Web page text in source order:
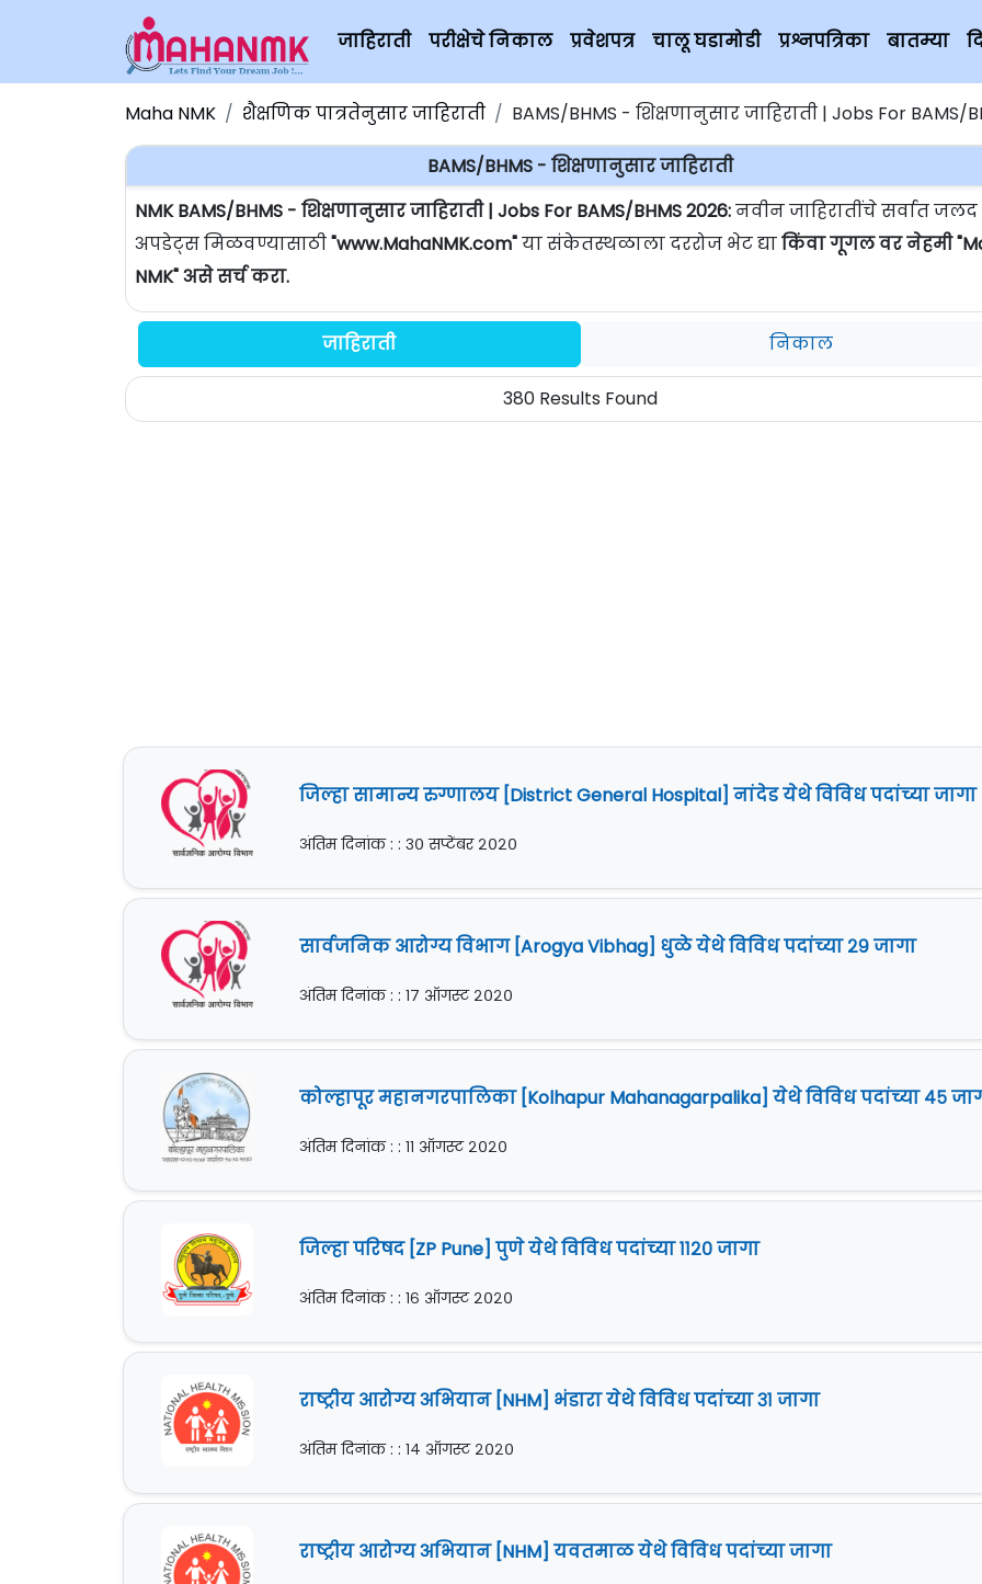
जाहिराती परीक्षेचे निकाल प्रवेशपत्र चालू घडामोडी प्रश्नपत्रिका बातम्या
Maha NMK शैक्षणिक पात्रतेनुसार जाहिराती BAMS/BHMS - शिक्षणानुसार जाहिराती | Jobs For BAMS/
BAMS/BHMS - शिक्षणानुसार जाहिराती
NMK BAMS/BHMS - शिक्षणानुसार जाहिराती | Jobs For BAMS/BHMS 2026:नवीन जाहिरातींचे सर्वात जलद
अपडेट्स मिळवण्यासाठी"www.MahaNMK.com"या संकेतस्थळाला दररोज भेट द्याकिंवा गूगल वर नेहमी
NMK" असे सर्च करा.
जाहिराती निकाल
380 Results Found
जिल्हा सामान्य रुग्णालय [District General Hospital] नांदेड येथे विविध पदांच्या जागा
अंतिम दिनांक : : ३० सप्टेंबर २०२०
सार्वजनिक आरोग्य विभाग [Arogya Vibhag] धुळे येथे विविध पदांच्या २९ जागा
अंतिम दिनांक : : १७ ऑगस्ट २०२०
कोल्हापूर महानगरपालिका [Kolhapur Mahanagarpalika] येथे विविध पदांच्या ४५
अंतिम दिनांक : : ११ ऑगस्ट २०२०
जिल्हा परिषद [ZP Pune] पुणे येथे विविध पदांच्या ११२० जागा
अंतिम दिनांक : : १६ ऑगस्ट २०२०
राष्ट्रीय आरोग्य अभियान [NHM] भंडारा येथे विविध पदांच्या ३१ जागा
अंतिम दिनांक : : १४ ऑगस्ट २०२०
राष्ट्रीय आरोग्य अभियान [NHM] यवतमाळ येथे विविध पदांच्या जागा